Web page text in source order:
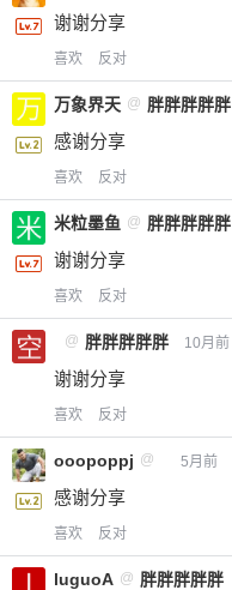
谢谢分享
喜欢 反对
万象界天 @ 胖胖胖胖胖
感谢分享
喜欢 反对
米粒墨鱼 @ 胖胖胖胖胖
谢谢分享
喜欢 反对
@ 胖胖胖胖胖 10月前
谢谢分享
喜欢 反对
ooopoppj @ 5月前
感谢分享
喜欢 反对
luguoA @ 胖胖胖胖胖